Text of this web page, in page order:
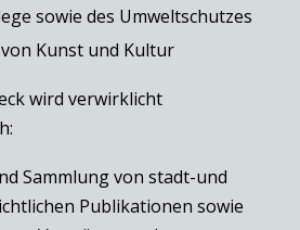
sowie des Umweltschutzes
Kunst und Kultur
wird verwirklicht
Sammlung von stadt-und
Publikationen sowie